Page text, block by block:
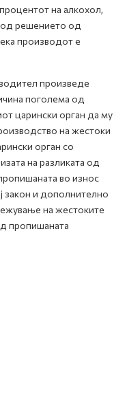
на алкохол,
од решението од
производот е
произведе
поголема од
царински орган да му
на жестоки
орган со
на разликата од
во износ
закон и дополнително
на жестоките
пропишаната